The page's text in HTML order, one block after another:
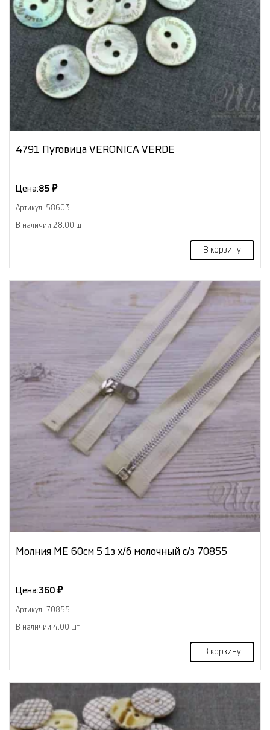
4791 Пуговица VERONICA VERDE
Цена:85 ₽
Артикул: 58603
В наличии 28.00 шт
В корзину
Молния МЕ 60см 5 1з х/б молочный с/з 70855
Цена:360 ₽
Артикул: 70855
В наличии 4.00 шт
В корзину